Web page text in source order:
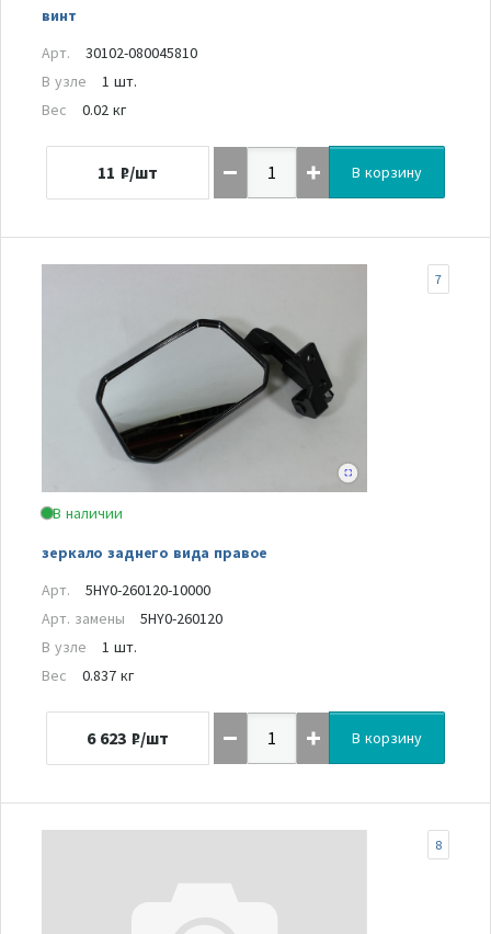
винт
Арт.
30102-080045810
В узле
1 шт.
Вес
0.02 кг
11 ₽/шт В корзину
В наличии
зеркало заднего вида правое
7
Арт.
5HY0-260120-10000
Арт. замены
5HY0-260120
В узле
1 шт.
Вес
0.837 кг
6 623 ₽/шт В корзину
8